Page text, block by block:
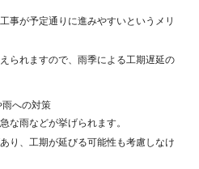
事が予定通りに進みやすいというメリ
られますので、雨季による工期遅延の
への対策
な雨などが挙げられます。
り、工期が延びる可能性も考慮しなけ